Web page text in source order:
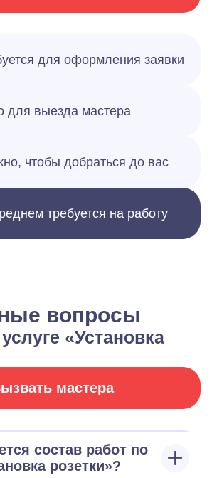
для оформления заявки
для выезда мастера
чтобы добраться до вас
требуется на работу
вопросы
«Установка
мастера
состав работ по
розетки»?